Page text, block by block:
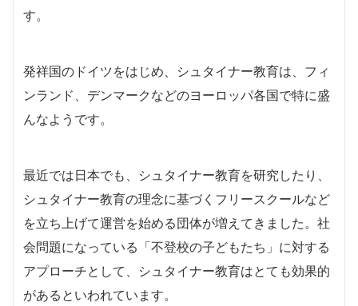
す。
発祥国のドイツをはじめ、シュタイナー教育は、フィ
ンランド、デンマークなどのヨーロッパ各国で特に盛
んなようです。
最近では日本でも、シュタイナー教育を研究したり、
シュタイナー教育の理念に基づくフリースクールなど
を立ち上げて運営を始める団体が増えてきました。社
会問題になっている「不登校の子どもたち」に対する
アプローチとして、シュタイナー教育はとても効果的
があるといわれています。